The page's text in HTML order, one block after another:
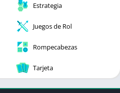
Estrategia
Juegos de Rol
Rompecabezas
Tarjeta